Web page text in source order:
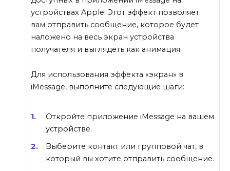
устройствах Apple. Этот эффект позволяет
вам отправить сообщение, которое будет
наложено на весь экран устройства
получателя и выглядеть как анимация.
Для использования эффекта «экран» в
iMessage, выполните следующие шаги:
Откройте приложение iMessage на вашем
устройстве.
Выберите контакт или групповой чат, в
который вы хотите отправить сообщение.